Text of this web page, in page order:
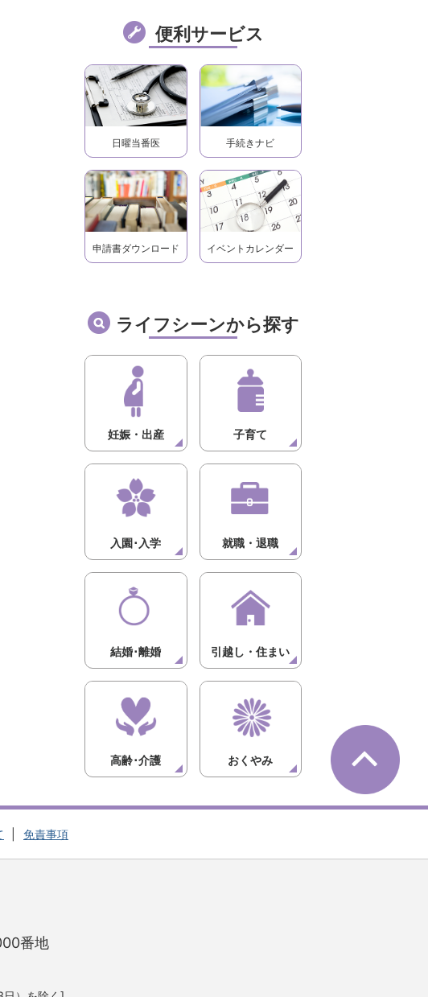
便利サービス
日曜当番医 手続きナビ
申請書ダウンロード イベントカレンダー
ライフシーンから探す
妊娠・出産 子育て
入園･入学 就職・退職
結婚･離婚 引越し・住まい
高齢･介護 おくやみ
免責事項
番地